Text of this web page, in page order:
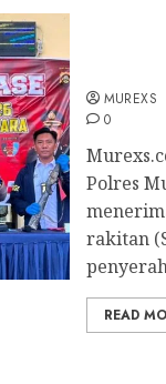
MUREXS
0
Polres
rakitan
READ